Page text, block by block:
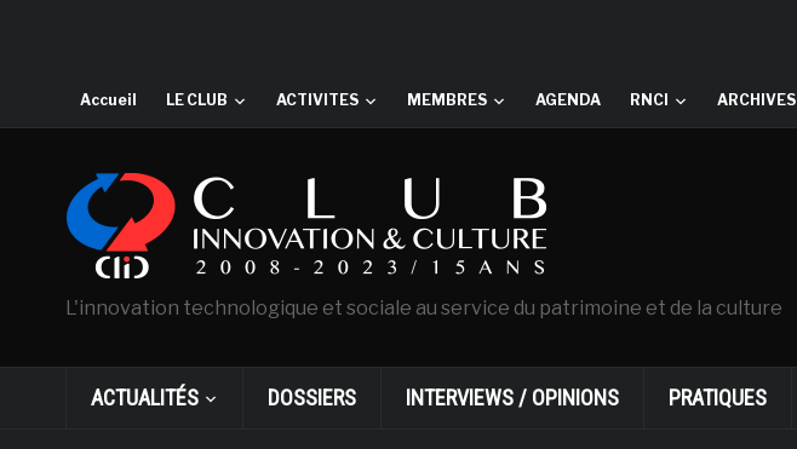
Accueil LE CLUB ACTIVITES MEMBRES AGENDA RNCI ARCHIVES
L'innovation technologique et sociale au service du patrimoine et de la culture
ACTUALITÉS DOSSIERS INTERVIEWS / OPINIONS PRATIQUES